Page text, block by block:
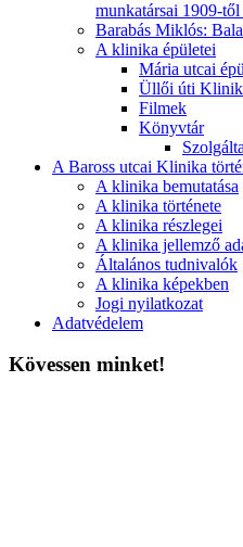
munkatársai 1909-
Barabás Miklós:
A klinika épületei
Mária utcai
Üllői úti
Filmek
Könyvtár
A Baross utcai Klinika
A klinika bemutatása
A klinika története
A klinika részlegei
A klinika jellemző
Általános tudnivalók
A klinika képekben
Jogi nyilatkozat
Adatvédelem
Kövessen minket!